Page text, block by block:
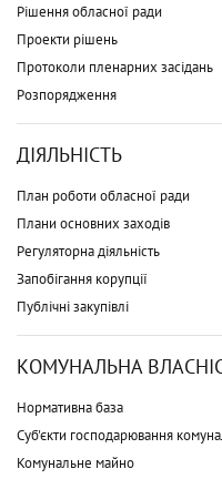
Рішення обласної ради
Проекти рішень
Протоколи пленарних засідань
Розпорядження
ДІЯЛЬНІСТЬ
План роботи обласної ради
Плани основних заходів
Регуляторна діяльність
Запобігання корупції
Публічні закупівлі
КОМУНАЛЬНА
Нормативна база
Суб'єкти господарювання
Комунальне майно